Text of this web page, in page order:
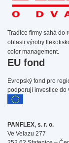
Tradice firmy sahá do
oblasti výroby
color management.
EU fond
Evropský fond pro
podporují investice do
PANFLEX, s. r. o.
Ve Velazu 277